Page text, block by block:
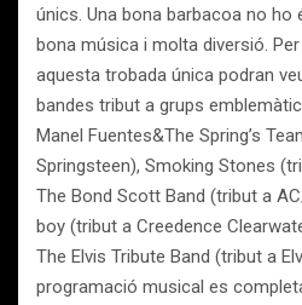
únics. Una bona barbacoa no ho
bona música i molta diversió.
aquesta trobada única podran
bandes tribut a grups
Manel Fuentes&The Spring’s
Springsteen), Smoking Stones
The Bond Scott Band (tribut a
boy (tribut a Creedence
The Elvis Tribute Band (tribut a
programació musical es